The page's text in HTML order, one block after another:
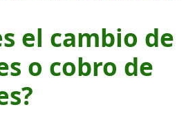
el cambio de
o cobro de